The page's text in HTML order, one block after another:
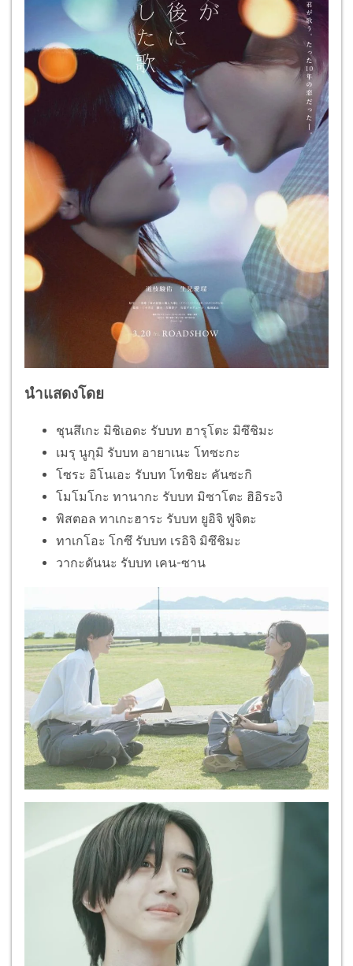
นำแสดงโดย
ชุนสึเกะ มิชิเอดะ รับบท ฮารุโตะ มิซึชิมะ
เมรุ นูกุมิ รับบท อายาเนะ โทซะกะ
โซระ อิโนเอะ รับบท โทชิยะ คันซะกิ
โมโมโกะ ทานากะ รับบท มิซาโตะ ฮิอิระงิ
พิสตอล ทาเกะฮาระ รับบท ยูอิจิ ฟูจิตะ
ทาเกโอะ โกซึ รับบท เรอิจิ มิซึชิมะ
วากะดันนะ รับบท เคน-ซาน